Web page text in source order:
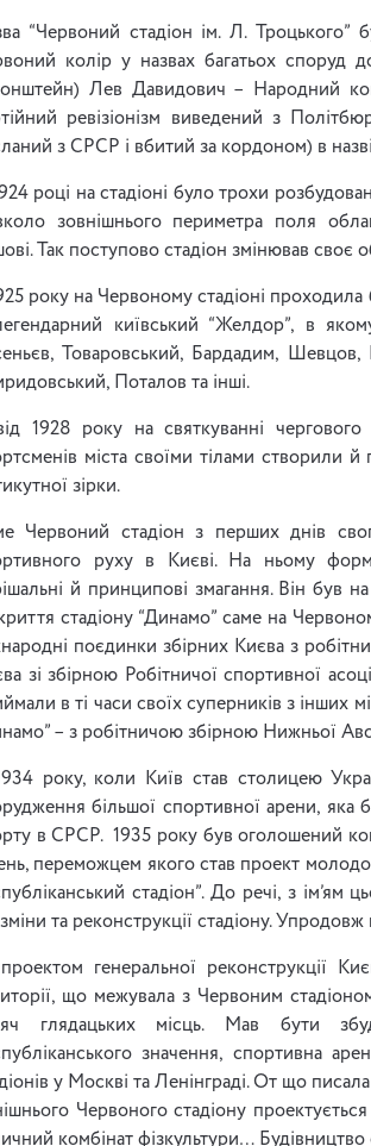
“Червоний стадіон ім. Л. Троцького”
колір у назвах багатьох споруд
Лев Давидович – Народний
ревізіонізм виведений з
з СРСР і вбитий за кордоном) в
році на стадіоні було трохи
зовнішнього периметра поля
Так поступово стадіон змінював своє
року на Червоному стадіоні проходила
київський “Желдор”, в
Товаровський, Бардадим,
Поталов та інші.
1928 року на святкуванні чергового
міста своїми тілами створили
зірки.
Червоний стадіон з перших днів
руху в Києві. На ньому
й принципові змагання. Він
стадіону “Динамо” саме на
поєдинки збірних Києва з
зі збірною Робітничої спортивної
в ті часи своїх суперників з інших
– з робітничою збірною Нижньої
року, коли Київ став столицею
більшої спортивної арени, яка
в СРСР. 1935 року був оголошений
переможцем якого став проект
стадіон”. До речі, з ім’ям
зміни та реконструкції стадіону.
генеральної реконструкції
що межувала з Червоним
глядацьких місць. Мав бути
значення, спортивна
у Москві та Ленінграді. От що
Червоного стадіону
комбінат фізкультури…